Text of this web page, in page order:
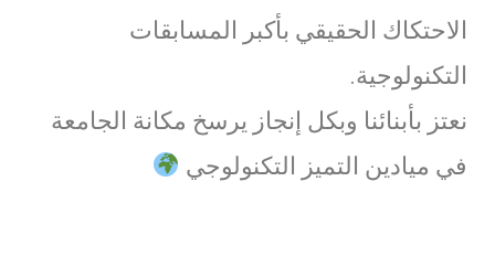
الاحتكاك الحقيقي بأكبر المسابقات
التكنولوجية.
نعتز بأبنائنا وبكل إنجاز يرسخ مكانة الجامعة
في ميادين التميز التكنولوجي